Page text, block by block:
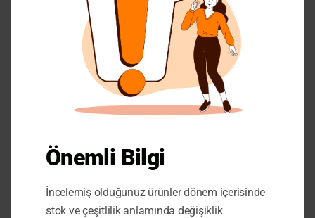
Önemli Bilgi
İncelemiş olduğunuz ürünler dönem içerisinde
stok ve çeşitlilik anlamında değişiklik